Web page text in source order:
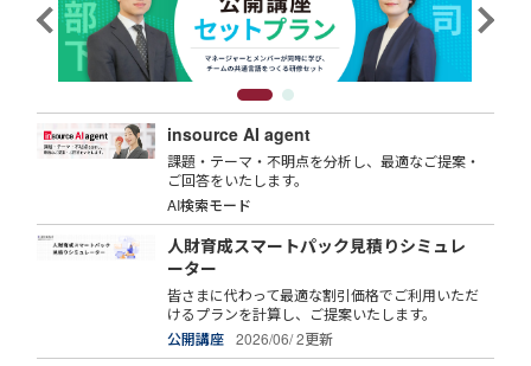
insource AI agent
課題・テーマ・不明点を分析し、最適なご提案・
ご回答をいたします。
AI検索モード
人財育成スマートパック見積りシミュレ
ーター
皆さまに代わって最適な割引価格でご利用いただ
けるプランを計算し、ご提案いたします。
公開講座
2026/06/ 2更新